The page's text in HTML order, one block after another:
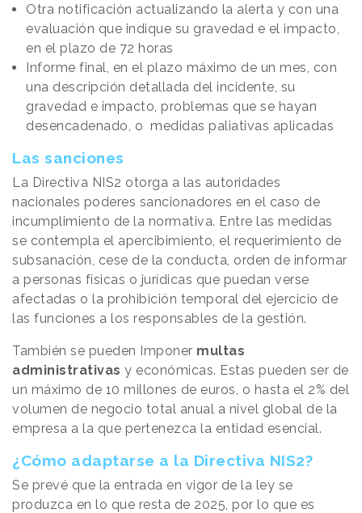
Otra notificación actualizando la alerta y con una
evaluación que indique su gravedad e el impacto,
en el plazo de 72 horas
Informe final, en el plazo máximo de un mes, con
una descripción detallada del incidente, su
gravedad e impacto, problemas que se hayan
desencadenado, o medidas paliativas aplicadas
Las sanciones
La Directiva NIS2 otorga a las autoridades
nacionales poderes sancionadores en el caso de
incumplimiento de la normativa. Entre las medidas
se contempla el apercibimiento, el requerimiento de
subsanación, cese de la conducta, orden de informar
a personas físicas o jurídicas que puedan verse
afectadas o la prohibición temporal del ejercicio de
las funciones a los responsables de la gestión.
También se pueden Imponer multas
administrativas y económicas. Estas pueden ser de
un máximo de 10 millones de euros, o hasta el 2% del
volumen de negocio total anual a nivel global de la
empresa a la que pertenezca la entidad esencial.
¿Cómo adaptarse a la Directiva NIS2?
Se prevé que la entrada en vigor de la ley se
produzca en lo que resta de 2025, por lo que es